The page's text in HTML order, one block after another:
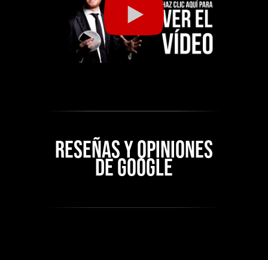
RESEÑAS Y OPINIONES
DE GOOGLE